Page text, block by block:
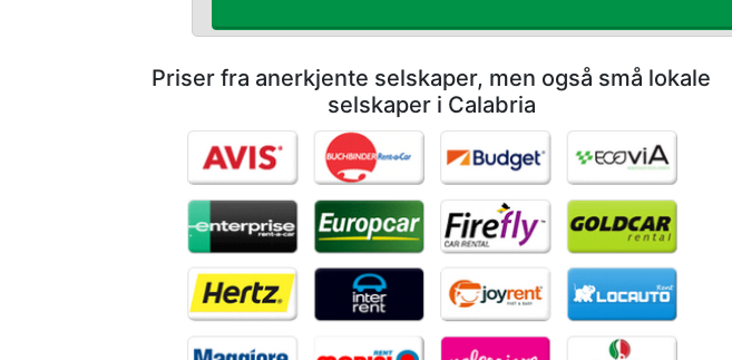
Priser fra anerkjente selskaper, men også små lokale
selskaper i Calabria